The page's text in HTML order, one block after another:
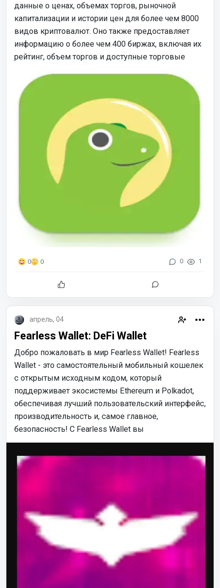
данные о ценах, объемах торгов, рыночной
капитализации и истории цен для более чем 8000
видов криптовалют. Оно также предоставляет
информацию о более чем 400 биржах, включая их
рейтинг, объем торгов и доступные торговые
0 0 0 1
апрель, 04
Fearless Wallet: DeFi Wallet
Добро пожаловать в мир Fearless Wallet! Fearless
Wallet - это самостоятельный мобильный кошелек
с открытым исходным кодом, который
поддерживает экосистемы Ethereum и Polkadot,
обеспечивая лучший пользовательский интерфейс,
производительность и, самое главное,
безопасность! С Fearless Wallet вы